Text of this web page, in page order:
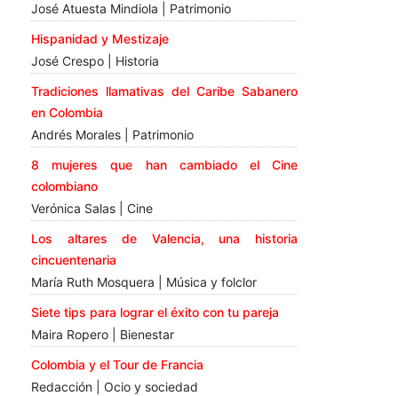
José Atuesta Mindiola | Patrimonio
Hispanidad y Mestizaje
José Crespo | Historia
Tradiciones llamativas del Caribe Sabanero
en Colombia
Andrés Morales | Patrimonio
8 mujeres que han cambiado el Cine
colombiano
Verónica Salas | Cine
Los altares de Valencia, una historia
cincuentenaria
María Ruth Mosquera | Música y folclor
Siete tips para lograr el éxito con tu pareja
Maira Ropero | Bienestar
Colombia y el Tour de Francia
Redacción | Ocio y sociedad